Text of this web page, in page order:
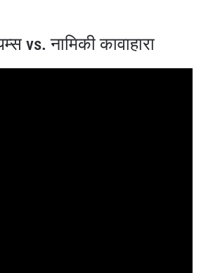
vs. नामिकी कावाहारा